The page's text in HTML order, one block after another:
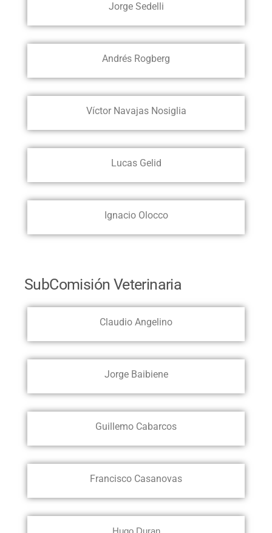
Jorge Sedelli
Andrés Rogberg
Víctor Navajas Nosiglia
Lucas Gelid
Ignacio Olocco
SubComisión Veterinaria
Claudio Angelino
Jorge Baibiene
Guillemo Cabarcos
Francisco Casanovas